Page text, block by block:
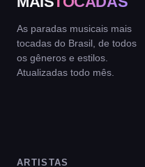
As paradas musicais mais
tocadas do Brasil, de todos
os gêneros e estilos.
Atualizadas todo mês.
ARTISTAS